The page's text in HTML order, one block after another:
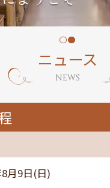
ニュース
NEWS
月9日(日)